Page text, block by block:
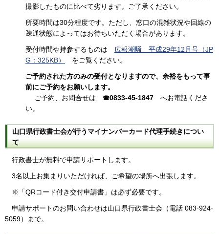
撮影したものに比べて劣ります。ご了承ください。
所要時間は30分程度です。ただし、窓口の混雑状況や回線の
疎通状態によってはお待ちいただく場合があります。
受付時間や持参するものは 広報潮騒 平成29年12月号（JP
G：325KB）
をご覧ください。
ご予約された方のみの受付となりますので、余裕をもって事
前にご予約をお願いします。
ご予約、お問合せは ☎0833-45-1847 へお電話くださ
い。
山口県行政書士会が行うマイナンバーカード代理手続きについ
て
行政書士が無料で申請サポートします。
3名以上お集まりいただければ、ご希望の場所へ出張します。
※「QRコード付き交付申請書」は必ず必要です。
申請サポートのお問い合わせは山口県行政書士会（電話 083-924-
5059）まで。